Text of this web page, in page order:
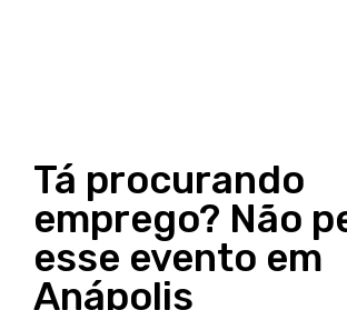
Tá procurando
emprego? Não
esse evento em
Anápolis